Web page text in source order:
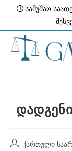
content
სამუშაო
Post ქართული